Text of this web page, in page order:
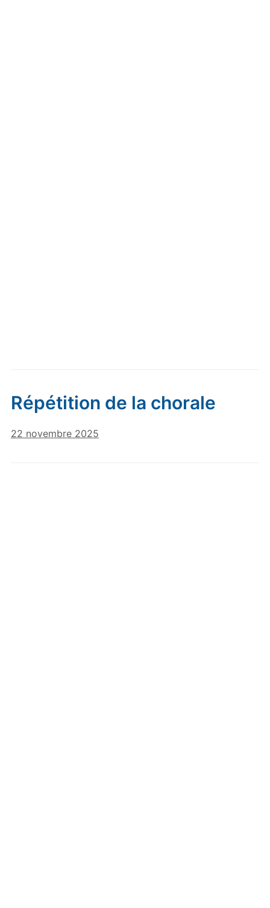
Répétition de la chorale
22 novembre 2025